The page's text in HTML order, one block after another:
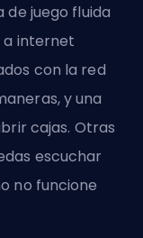
de juego fluida
a internet
con la red
y una
cajas. Otras
escuchar
no funcione